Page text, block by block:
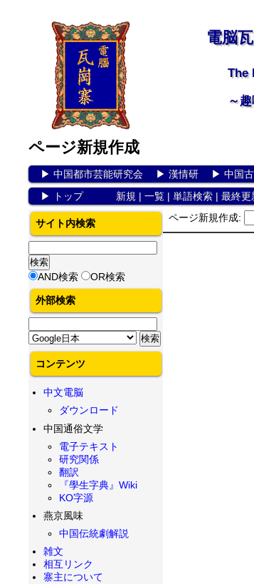
電脳
The
～
ページ新規作成
▶ 中国都市芸能研究会▶ 漢情研▶ 中国
▶
トップ 新規 | 一覧| 単語検索| 最終更
ページ新規作成:
サイト内検索
AND検索 OR検索
外部検索
コンテンツ
中文電脳
ダウンロード
中国通俗文学
電子テキスト
研究関係
翻訳
『學生字典』Wiki
KO字源
燕京風味
中国伝統劇解説
雑文
相互リンク
寨主について